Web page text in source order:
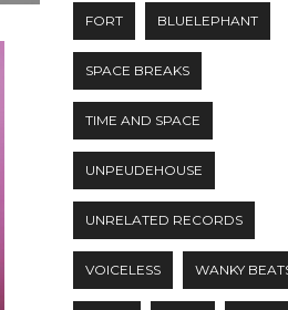
FORT BLUELEPHANT
SPACE BREAKS
TIME AND SPACE
UNPEUDEHOUSE
UNRELATED RECORDS
VOICELESS WANKY